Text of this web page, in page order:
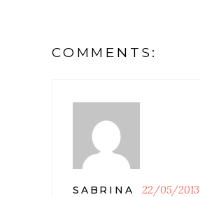
COMMENTS:
SABRINA 22/05/2013